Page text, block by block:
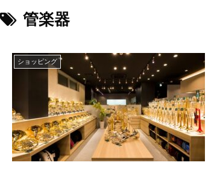
管楽器
ショッピング